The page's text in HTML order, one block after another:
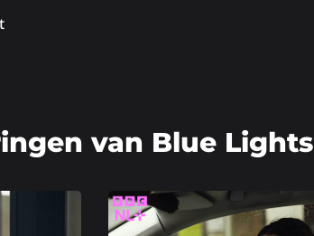
van Blue Lights